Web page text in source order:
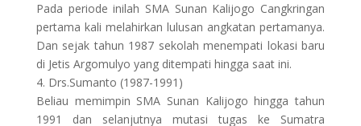
Pada periode inilah SMA Sunan Kalijogo Cangkringan
pertama kali melahirkan lulusan angkatan pertamanya.
Dan sejak tahun 1987 sekolah menempati lokasi baru
di Jetis Argomulyo yang ditempati hingga saat ini.
4. Drs.Sumanto (1987-1991)
Beliau memimpin SMA Sunan Kalijogo hingga tahun
1991 dan selanjutnya mutasi tugas ke Sumatra